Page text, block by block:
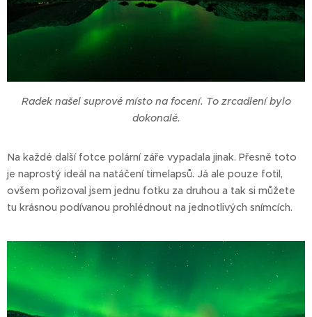
Radek našel suprové místo na focení. To zrcadlení bylo
dokonalé.
Na každé další fotce polární záře vypadala jinak. Přesně toto
je naprostý ideál na natáčení timelapsů. Já ale pouze fotil,
ovšem pořizoval jsem jednu fotku za druhou a tak si můžete
tu krásnou podívanou prohlédnout na jednotlivých snímcích.